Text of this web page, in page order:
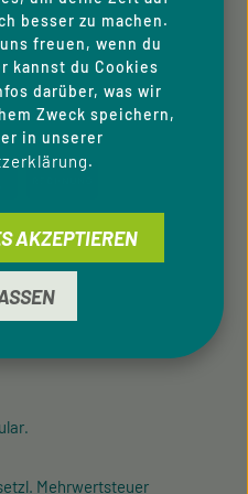
unter:
.
Mehrwertsteuer
besser zu machen.
freuen, wenn du
kannst du Cookies
darüber, was wir
Zweck speichern,
in unserer
.
AKZEPTIEREN